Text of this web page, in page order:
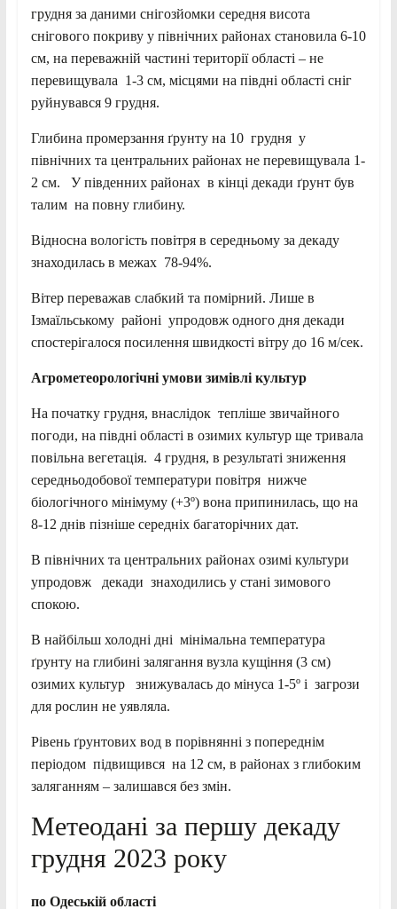
грудня за даними снігозйомки середня висота
снігового покриву у північних районах становила 6-10
см, на переважній частині території області – не
перевищувала 1-3 см, місцями на півдні області сніг
руйнувався 9 грудня.
Глибина промерзання ґрунту на 10 грудня у
північних та центральних районах не перевищувала 1-
2 см. У південних районах в кінці декади ґрунт був
талим на повну глибину.
Відносна вологість повітря в середньому за декаду
знаходилась в межах 78-94%.
Вітер переважав слабкий та помірний. Лише в
Ізмаїльському районі упродовж одного дня декади
спостерігалося посилення швидкості вітру до 16 м/сек.
Агрометеорологічні умови зимівлі культур
На початку грудня, внаслідок тепліше звичайного
погоди, на півдні області в озимих культур ще тривала
повільна вегетація. 4 грудня, в результаті зниження
середньодобової температури повітря нижче
біологічного мінімуму (+3º) вона припинилась, що на
8-12 днів пізніше середніх багаторічних дат.
В північних та центральних районах озимі культури
упродовж декади знаходились у стані зимового
спокою.
В найбільш холодні дні мінімальна температура
ґрунту на глибині залягання вузла кущіння (3 см)
озимих культур знижувалась до мінуса 1-5º і загрози
для рослин не уявляла.
Рівень ґрунтових вод в порівнянні з попереднім
періодом підвищився на 12 см, в районах з глибоким
заляганням – залишався без змін.
Метеодані за першу декаду
грудня 2023 року
по Одеськійобласті